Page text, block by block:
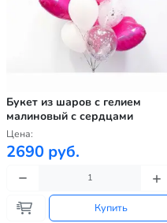
Букет из шаров с гелием
малиновый с сердцами
Цена:
2690 руб.
Купить